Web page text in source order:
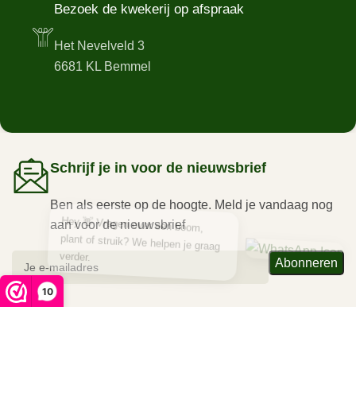
10
Bezoek de kwekerij op afspraak
Het Nevelveld 3
6681 KL Bemmel
Schrijf je in voor de nieuwsbrief
Ben als eerste op de hoogte. Meld je vandaag nog
aan voor de nieuwsbrief
Hey 👋 Vragen over een boom,
plant of struik? We helpen je graag
verder.